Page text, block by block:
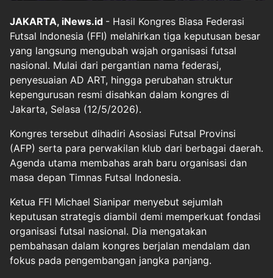
JAKARTA, iNews.id - Hasil Kongres Biasa Federasi
Futsal Indonesia (FFI) melahirkan tiga keputusan besar
yang langsung mengubah wajah organisasi futsal
nasional. Mulai dari pergantian nama federasi,
penyesuaian AD ART, hingga perubahan struktur
kepengurusan resmi disahkan dalam kongres di
Jakarta, Selasa (12/5/2026).
Kongres tersebut dihadiri Asosiasi Futsal Provinsi
(AFP) serta para perwakilan klub dari berbagai daerah.
Agenda utama membahas arah baru organisasi dan
masa depan Timnas Futsal Indonesia.
Ketua FFI Michael Sianipar menyebut sejumlah
keputusan strategis diambil demi memperkuat fondasi
organisasi futsal nasional. Dia mengatakan
pembahasan dalam kongres berjalan mendalam dan
fokus pada pengembangan jangka panjang.